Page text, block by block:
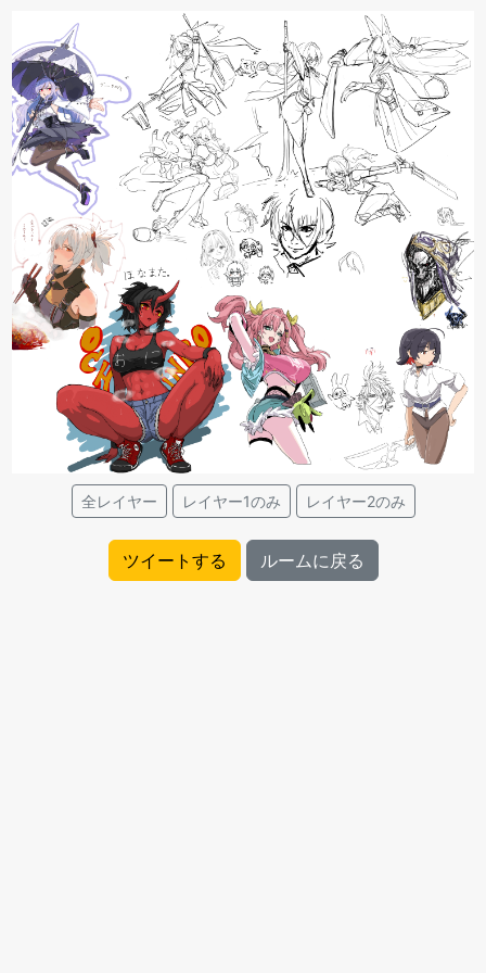
全レイヤー レイヤー1のみ レイヤー2のみ
ツイートする ルームに戻る